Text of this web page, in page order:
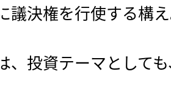
議決権を行使する構
、投資テーマとして